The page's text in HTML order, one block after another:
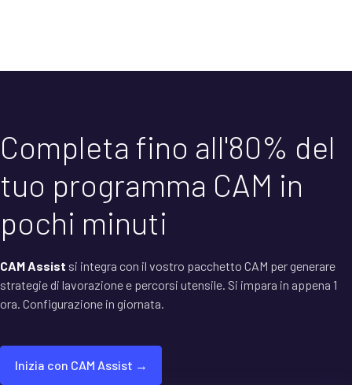
Completa fino all'80% del
tuo programma CAM in
pochi minuti
CAM Assist si integra con il vostro pacchetto CAM per generare
strategie di lavorazione e percorsi utensile. Si impara in appena 1
ora. Configurazione in giornata.
Inizia con CAM Assist →